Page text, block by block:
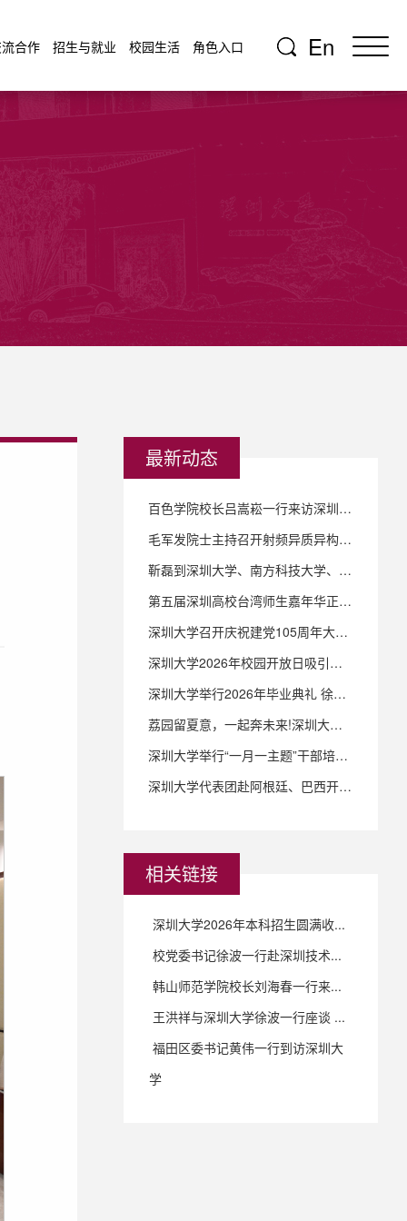
合作 招生与就业 校园生活 角色入口 En
最新动态
百色学院校长吕嵩崧一行来访深圳大学
毛军发院士主持召开射频异质异构集成全国重点实验室工作例会
靳磊到深圳大学、南方科技大学、深圳职业技术大学调研 一体推进教育科技人才发展 提升教育对深圳高质量发展的支撑力贡献力
第五届深圳高校台湾师生嘉年华正式启幕
深圳大学召开庆祝建党105周年大会暨2026年基层党建工作会议
深圳大学2026年校园开放日吸引数万人沉浸式探校
深圳大学举行2026年毕业典礼 徐波寄语毕业生：做有情有义的人
荔园留夏意，一起奔未来!深圳大学举行2026年毕业季环校跑活动
深圳大学举行“一月一主题”干部培训专题讲座暨学习教育专题党课活动
深圳大学代表团赴阿根廷、巴西开展校际交流，深化南美高等教育合作
相关链接
深圳大学2026年本科招生圆满收...
校党委书记徐波一行赴深圳技术...
韩山师范学院校长刘海春一行来...
王洪祥与深圳大学徐波一行座谈 ...
福田区委书记黄伟一行到访深圳大
学